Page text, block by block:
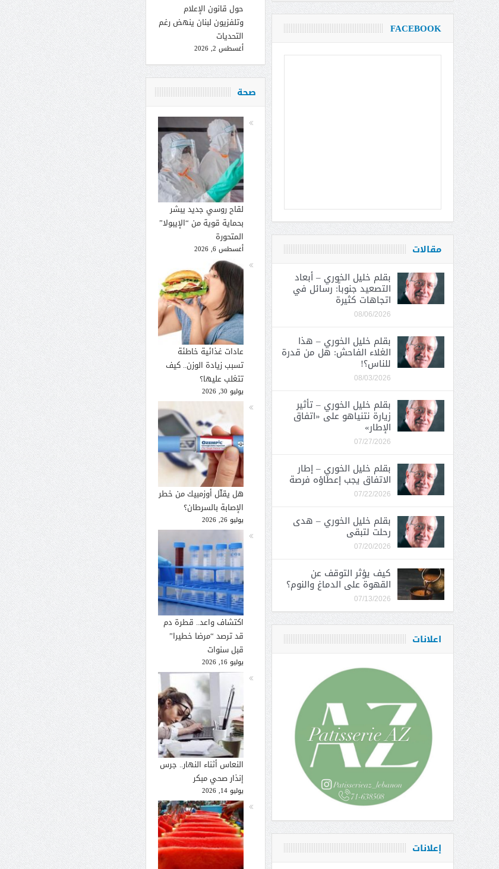
حول قانون الإعلام
وتلفزيون لبنان ينهض رغم
التحديات
أغسطس 2, 2026
صحة
لقاح روسي جديد يبشر
بحماية قوية من “الإيبولا”
المتحورة
أغسطس 6, 2026
عادات غذائية خاطئة
تسبب زيادة الوزن.. كيف
تتغلب عليها؟
يوليو 30, 2026
هل يقلّل أوزمبيك من خطر
الإصابة بالسرطان؟
يوليو 26, 2026
اكتشاف واعد.. قطرة دم
قد ترصد “مرضا خطيرا”
قبل سنوات
يوليو 16, 2026
النعاس أثناء النهار.. جرس
إنذار صحي مبكر
يوليو 14, 2026
FACEBOOK
مقالات
بقلم خليل الخوري – أبعاد
التصعيد جنوباً: رسائل في
اتجاهات كثيرة
08/06/2026
بقلم خليل الخوري – هذا
الغلاء الفاحش: هل من قدرة
للناس؟!
08/03/2026
بقلم خليل الخوري – تأثير
زيارة نتنياهو على «اتفاق
الإطار»
07/27/2026
بقلم خليل الخوري – إطار
الاتفاق يجب إعطاؤه فرصة
07/22/2026
بقلم خليل الخوري – هدى
رحلت لتبقى
07/20/2026
كيف يؤثر التوقف عن
القهوة على الدماغ والنوم؟
07/13/2026
اعلانات
إعلانات